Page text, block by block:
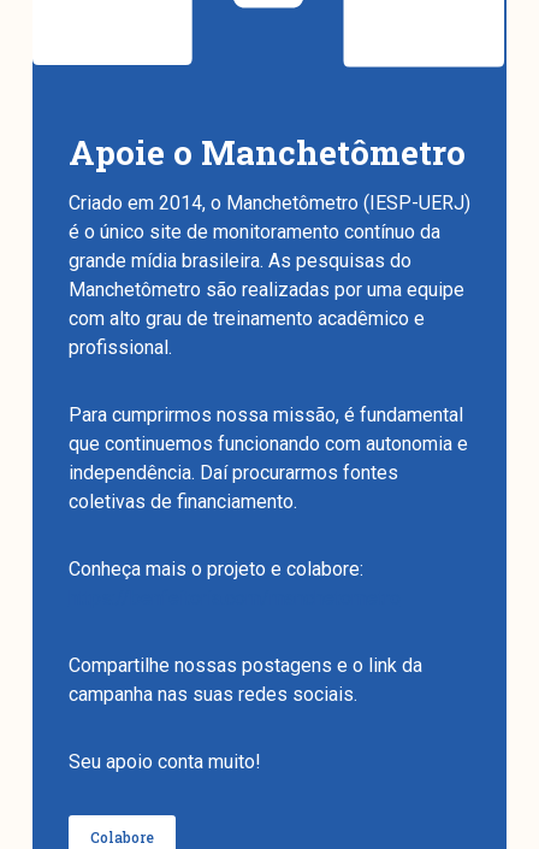
Apoie o Manchetômetro
Criado em 2014, o Manchetômetro (IESP-UERJ)
é o único site de monitoramento contínuo da
grande mídia brasileira. As pesquisas do
Manchetômetro são realizadas por uma equipe
com alto grau de treinamento acadêmico e
profissional.
Para cumprirmos nossa missão, é fundamental
que continuemos funcionando com autonomia e
independência. Daí procurarmos fontes
coletivas de financiamento.
Conheça mais o projeto e colabore:
Compartilhe nossas postagens e o link da
campanha nas suas redes sociais.
Seu apoio conta muito!
Colabore